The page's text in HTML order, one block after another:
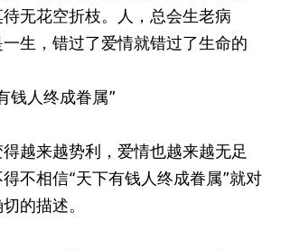
无花空折枝。人，总会生老病
生，错过了爱情就错过了生命的
钱人终成眷属”
越来越势利，爱情也越来越无足
不相信“天下有钱人终成眷属”就对
的描述。